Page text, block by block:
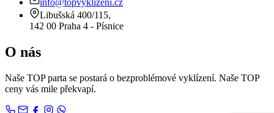
info@topvyklizeni.cz
Libušská 400/115,
142 00 Praha 4 - Písnice
O nás
Naše TOP parta se postará o bezproblémové vyklízení. Naše TOP
ceny vás mile překvapí.